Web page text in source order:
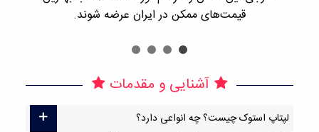
قیمت‌های ممکن در ایران عرضه شوند.
آشنایی و مقدمات
لپتاپ استوک چیست؟ چه انواعی دارد؟